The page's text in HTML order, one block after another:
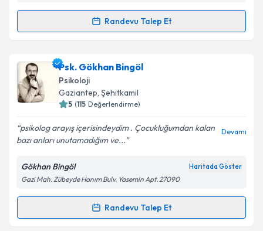
kapsamda işlenmesini kabul ediyorum.
Takvim Talebini Gönder
Randevu Talep Et
Randevu Takvimi Talebi
Psk. İsmihan Çiçek için randevu takvimi talebi
oluşturun. Size bu uzmandan randevu almanız için bir
takvim hazırlandığında e-posta ile bilgilendireceğiz.
Kişisel verilerimin işlenmesine ilişkin
Aydınlatma
Metni'ni okudum ve kişisel verilerimin belirtilen
kapsamda işlenmesini kabul ediyorum.
Psk. Gökhan Bingöl
Psikoloji
Gaziantep, Şehitkamil
5 (115 Değerlendirme)
psikolog arayış içerisindeydim . Çocukluğumdan kalan
bazı anları unutamadığım ve...
Devamı
Gökhan Bingöl Haritada Göster
Gazi Mah. Zübeyde Hanım Bulv. Yasemin Apt. 27090
Randevu Talep Et
Randevu Takvimi Talebi